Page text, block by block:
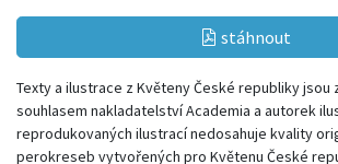
stáhnout
Texty a ilustrace z Květeny České republiky jsou
souhlasem nakladatelství Academia a autorek
reprodukovaných ilustrací nedosahuje kvality
perokreseb vytvořených pro Květenu České